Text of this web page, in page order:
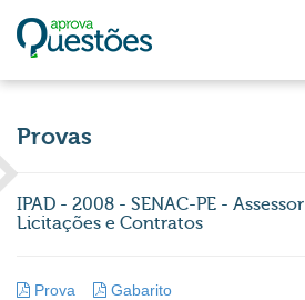
Provas
IPAD - 2008 - SENAC-PE -
Licitações e Contratos
Prova Gabarito